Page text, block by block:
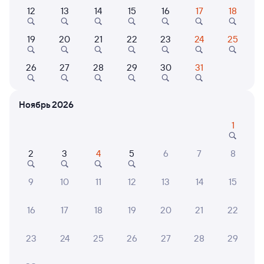
Раненбург
из Москвы Павелецкой
Саратов-1 Пасс.
21:28 08:36
10 ч 8 м в пути
Маршрут
Сидячий
от 1 ⁠821 ⁠₽
Плацкарт
2 ⁠915 ⁠₽
Выберите дату
Самый быстрый Фирменный
12 13 14 15 16 17 18
19 20 21 22 23 24 25
26 27 28 29 30 31
Ноябрь 2026
1
2 3 4 5 6 7 8
9 10 11 12 13 14 15
16 17 18 19 20 21 22
23 24 25 26 27 28 29